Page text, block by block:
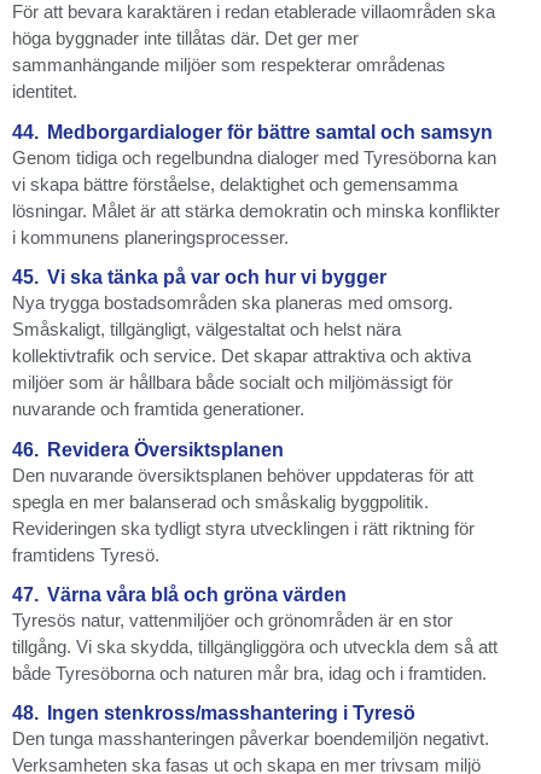
För att bevara karaktären i redan etablerade villaområden ska
höga byggnader inte tillåtas där. Det ger mer
sammanhängande miljöer som respekterar områdenas
identitet.
44. Medborgardialoger för bättre samtal och samsyn
Genom tidiga och regelbundna dialoger med Tyresöborna kan
vi skapa bättre förståelse, delaktighet och gemensamma
lösningar. Målet är att stärka demokratin och minska konflikter
i kommunens planeringsprocesser.
45. Vi ska tänka på var och hur vi bygger
Nya trygga bostadsområden ska planeras med omsorg.
Småskaligt, tillgängligt, välgestaltat och helst nära
kollektivtrafik och service. Det skapar attraktiva och aktiva
miljöer som är hållbara både socialt och miljömässigt för
nuvarande och framtida generationer.
46. Revidera Översiktsplanen
Den nuvarande översiktsplanen behöver uppdateras för att
spegla en mer balanserad och småskalig byggpolitik.
Revideringen ska tydligt styra utvecklingen i rätt riktning för
framtidens Tyresö.
47. Värna våra blå och gröna värden
Tyresös natur, vattenmiljöer och grönområden är en stor
tillgång. Vi ska skydda, tillgängliggöra och utveckla dem så att
både Tyresöborna och naturen mår bra, idag och i framtiden.
48.
Ingen stenkross/masshantering i Tyresö
Den tunga masshanteringen påverkar boendemiljön negativt.
Verksamheten ska fasas ut och skapa en mer trivsam miljö